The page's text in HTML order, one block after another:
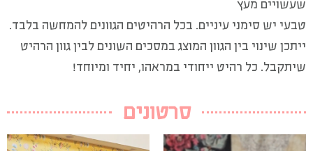
שעשויים מעץ
טבעי יש סימני עיניים. בכל הרהיטים הגוונים להמחשה בלבד.
ייתכן שינוי בין הגוון המוצג במסכים השונים לבין גוון הרהיט
שיתקבל. כל רהיט ייחודי במראהו, יחיד ומיוחד!
סרטונים